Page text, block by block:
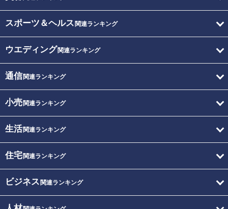
スポーツ＆ヘルス 関連ランキング
ウエディング関連ランキング
通信関連ランキング
小売関連ランキング
生活関連ランキング
住宅関連ランキング
ビジネス 関連ランキング